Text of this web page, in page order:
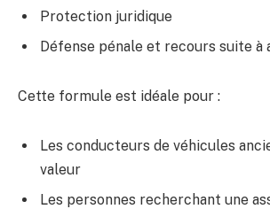
Protection juridique
Défense pénale et recours suite à
Cette formule est idéale pour :
Les conducteurs de véhicules
valeur
Les personnes recherchant une